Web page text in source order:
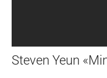
Steven Yeun